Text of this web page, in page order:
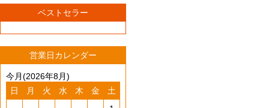
ベストセラー
営業日カレンダー
今月(2026年8月)
日
月 火 水 木 金
土